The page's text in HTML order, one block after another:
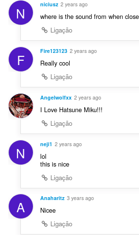
N niciusz 2 years ago
where is the sound from when
Ligação
F Fire123123 2 years ago
Really cool
Ligação
Angelwolfxx 2 years ago
I Love Hatsune Miku!!!
Ligação
N neji1 2 years ago
lol
this is nice
Ligação
A Anaharitz 3 years ago
Nicee
Ligação